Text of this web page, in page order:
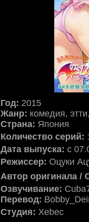
Год: 2015
Жанр: комедия,
Страна: Япония
Количество серий:
Дата выпуска: c
Режиссер: Оцуки
Автор оригинала /
Озвучивание:
Перевод:
Студия: Xebec